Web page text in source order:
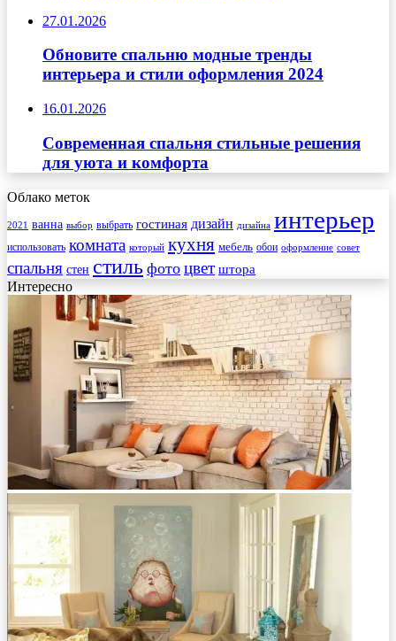
27.01.2026
Обновите спальню модные тренды
интерьера и стили оформления 2024
16.01.2026
Современная спальня стильные решения
для уюта и комфорта
Облако меток
2021 ванна выбор выбрать гостиная дизайн дизайна интерьер
использовать комната который кухня мебель обои оформление совет
спальня стен стиль фото цвет штора
Интересно